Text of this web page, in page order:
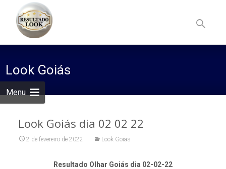
Menu
to
content
por:
Look Goiás
Look Goiás dia 02 02 22
2 de fevereiro de 2022 Look Goias
Resultado Olhar Goiás dia 02-02-22